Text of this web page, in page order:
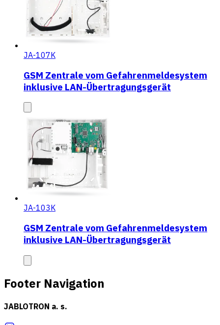
JA-107K
GSM Zentrale vom Gefahrenmeldesystem
inklusive LAN-Übertragungsgerät
JA-103K
GSM Zentrale vom Gefahrenmeldesystem
inklusive LAN-Übertragungsgerät
Footer Navigation
JABLOTRON a. s.